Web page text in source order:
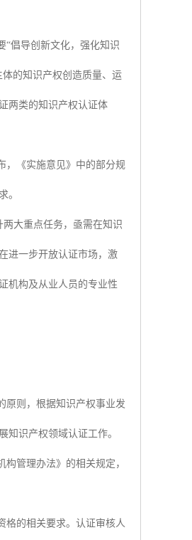
“倡导创新文化，强化知识
的知识产权创造质量、运
两类的知识产权认证体
，《实施意见》中的部分规
。
大重点任务，亟需在知识
进一步开放认证市场，激
机构及从业人员的专业性
原则，根据知识产权事业发
知识产权领域认证工作。
管理办法》的相关规定，
格的相关要求。认证审核人